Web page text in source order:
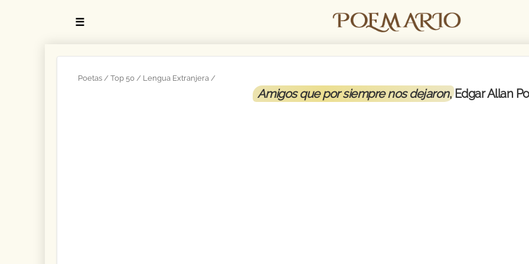
☰
Poetas Top 50 Lengua Extranjera
Amigos que por siempre nos dejaron, Edgar Allan